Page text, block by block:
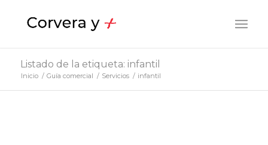
Listado de la etiqueta: infantil
Inicio / Guía comercial / Servicios / infantil